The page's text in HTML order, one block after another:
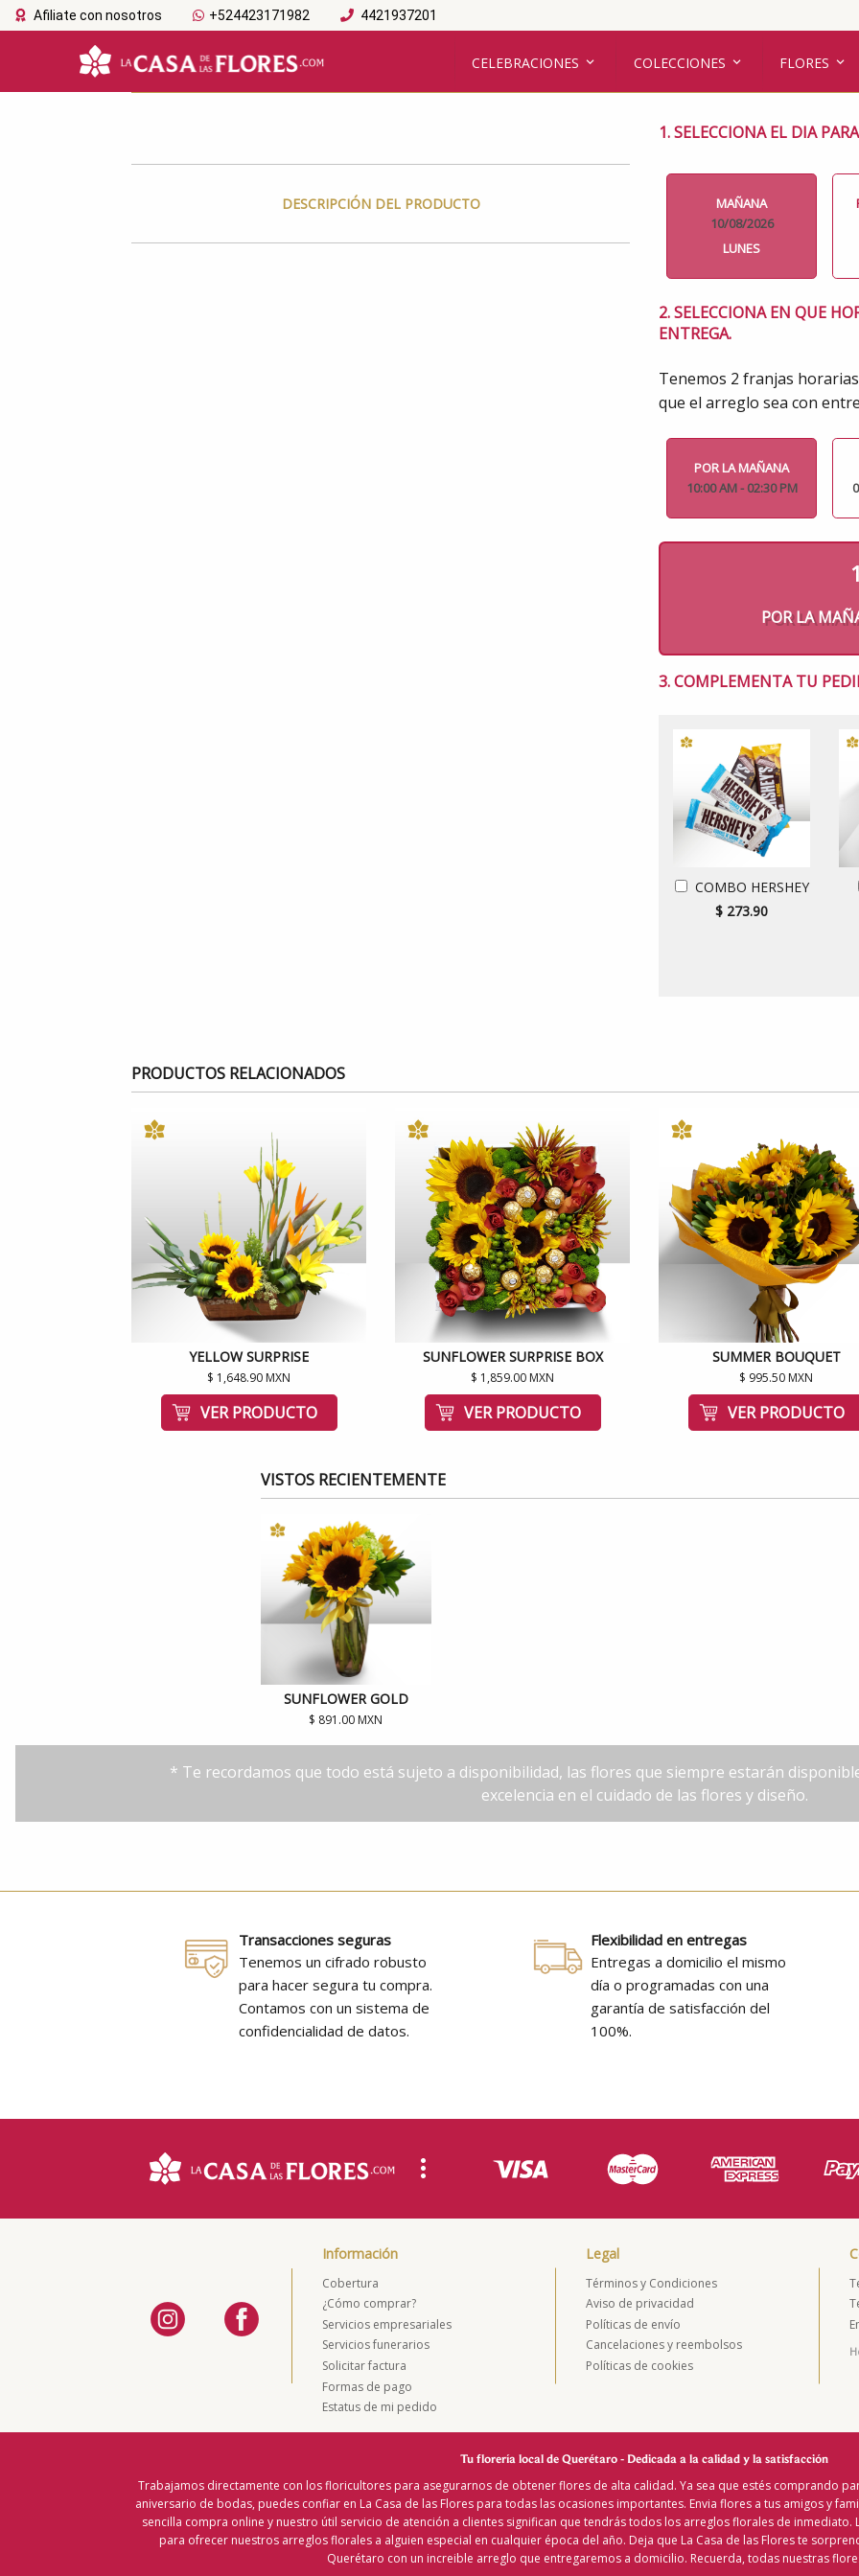
Afiliate con nosotros +524423171982 4421937201
CELEBRACIONES COLECCIONES FLORES
DESCRIPCIÓN DEL PRODUCTO
1. SELECCIONA EL DIA
MAÑANA
10/08/2026
LUNES
2. SELECCIONA EN QUE
ENTREGA.
Tenemos 2 franjas
que el arreglo sea con
POR LA MAÑANA
10:00 AM - 02:30 PM
POR LA
3. COMPLEMENTA TU
COMBO HERSHEY
$ 273.90
PRODUCTOS RELACIONADOS
YELLOW SURPRISE
$ 1,648.90 MXN
VER PRODUCTO
SUNFLOWER SURPRISE BOX
$ 1,859.00 MXN
VER PRODUCTO
SUMMER BOUQUET
$ 995.50 MXN
VER PRODUCTO
VISTOS RECIENTEMENTE
SUNFLOWER GOLD
$ 891.00 MXN
* Te recordamos que todo está sujeto a disponibilidad, las flores que siempre estarán
excelencia en el cuidado de las flores y diseño.
Transacciones seguras
Tenemos un cifrado robusto
para hacer segura tu compra.
Contamos con un sistema de
confidencialidad de datos.
Flexibilidad en entregas
Entregas a domicilio el mismo
día o programadas con una
garantía de satisfacción del
100%.
Información
Cobertura
¿Cómo comprar?
Servicios empresariales
Servicios funerarios
Solicitar factura
Formas de pago
Estatus de mi pedido
Legal
Términos y Condiciones
Aviso de privacidad
Políticas de envío
Cancelaciones y reembolsos
Políticas de cookies
Tu florería local de Querétaro - Dedicada a la calidad y la satisfacción
Trabajamos directamente con los floricultores para asegurarnos de obtener flores de alta calidad. Ya sea que estés comprando
aniversario de bodas, puedes confiar en La Casa de las Flores para todas las ocasiones importantes. Envia flores a tus amigos y
sencilla compra online y nuestro útil servicio de atención a clientes significan que tendrás todos los arreglos florales de
para ofrecer nuestros arreglos florales a alguien especial en cualquier época del año. Deja que La Casa de las Flores te
Querétaro con un increible arreglo que entregaremos a domicilio. Recuerda, todas nuestras